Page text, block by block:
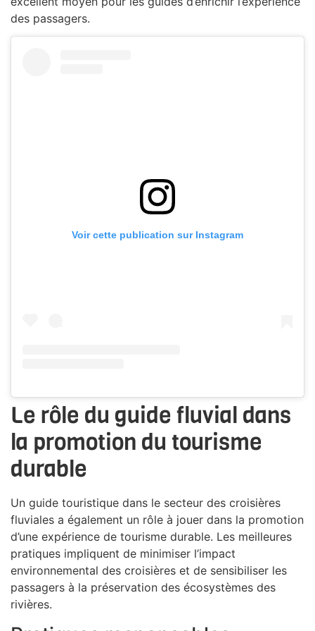
des passagers.
Voir cette publication sur Instagram
Le rôle du guide fluvial dans
la promotion du tourisme
durable
Un guide touristique dans le secteur des croisières
fluviales a également un rôle à jouer dans la promotion
d’une expérience de tourisme durable. Les meilleures
pratiques impliquent de minimiser l’impact
environnemental des croisières et de sensibiliser les
passagers à la préservation des écosystèmes des
rivières.